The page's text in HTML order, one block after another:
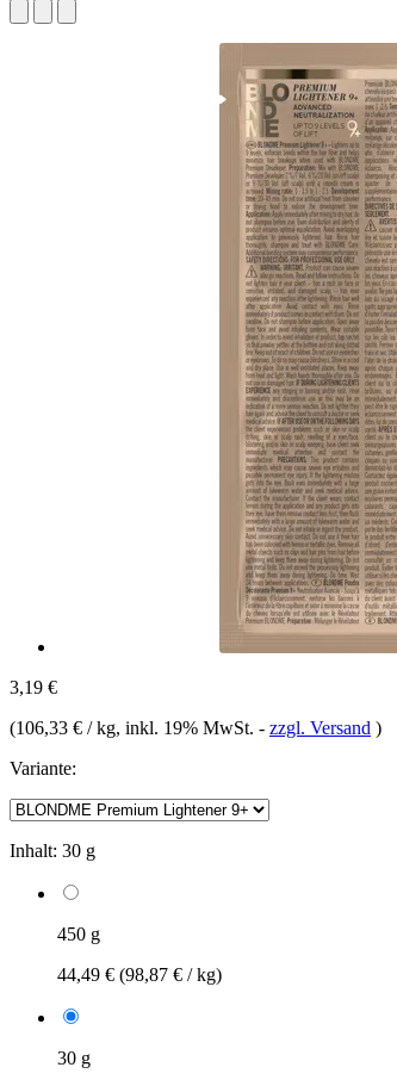
3,19 €
(106,33 € / kg, inkl. 19% MwSt. - zzgl. Versand )
Variante:
Inhalt: 30 g
450 g
44,49 € (98,87 € / kg)
30 g